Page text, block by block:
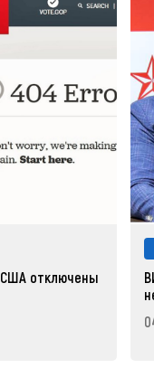
США отключены